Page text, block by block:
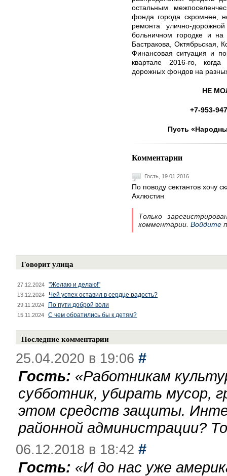
остальным
фонда города скромнее,
ремонта улично-
больничном городке и
Бастракова, Октябрьская,
Финансовая ситуация и
квартале 2016-го,
дорожных фондов на
НЕ
+7-953-
Пусть
Комментарии
Гость, 19.01.2016
По поводу сектантов хочу
Ахлюстин
Только
комментарии. Войдите
Говорит улица
27.12.2024 "Желаю и делаю!"
13.12.2024 Чей успех оставил в сердце радость?
29.11.2024 По пути доброй воли
15.11.2024 С чем обратились бы к детям?
Последние комментарии
25.04.2020 в 19:06 #
Гость: «Работникам
субботник, убирать мусор,
этом средств защиты.
районной администрации?
06.12.2018 в 18:42 #
Гость: «И до нас уже